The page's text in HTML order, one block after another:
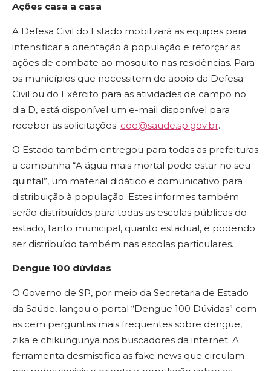
Ações casa a casa
A Defesa Civil do Estado mobilizará as equipes para
intensificar a orientação à população e reforçar as
ações de combate ao mosquito nas residências. Para
os municípios que necessitem de apoio da Defesa
Civil ou do Exército para as atividades de campo no
dia D, está disponível um e-mail disponível para
receber as solicitações: coe@saude.sp.gov.br.
O Estado também entregou para todas as prefeituras
a campanha “A água mais mortal pode estar no seu
quintal”, um material didático e comunicativo para
distribuição à população. Estes informes também
serão distribuídos para todas as escolas públicas do
estado, tanto municipal, quanto estadual, e podendo
ser distribuído também nas escolas particulares.
Dengue 100 dúvidas
O Governo de SP, por meio da Secretaria de Estado
da Saúde, lançou o portal “Dengue 100 Dúvidas” com
as cem perguntas mais frequentes sobre dengue,
zika e chikungunya nos buscadores da internet. A
ferramenta desmistifica as fake news que circulam